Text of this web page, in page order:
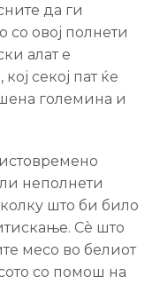
да ги
со овој полнети
алат е
секој пат ќе
големина и
неполнети
што би било
Сè што
месо во белиот
со помош на